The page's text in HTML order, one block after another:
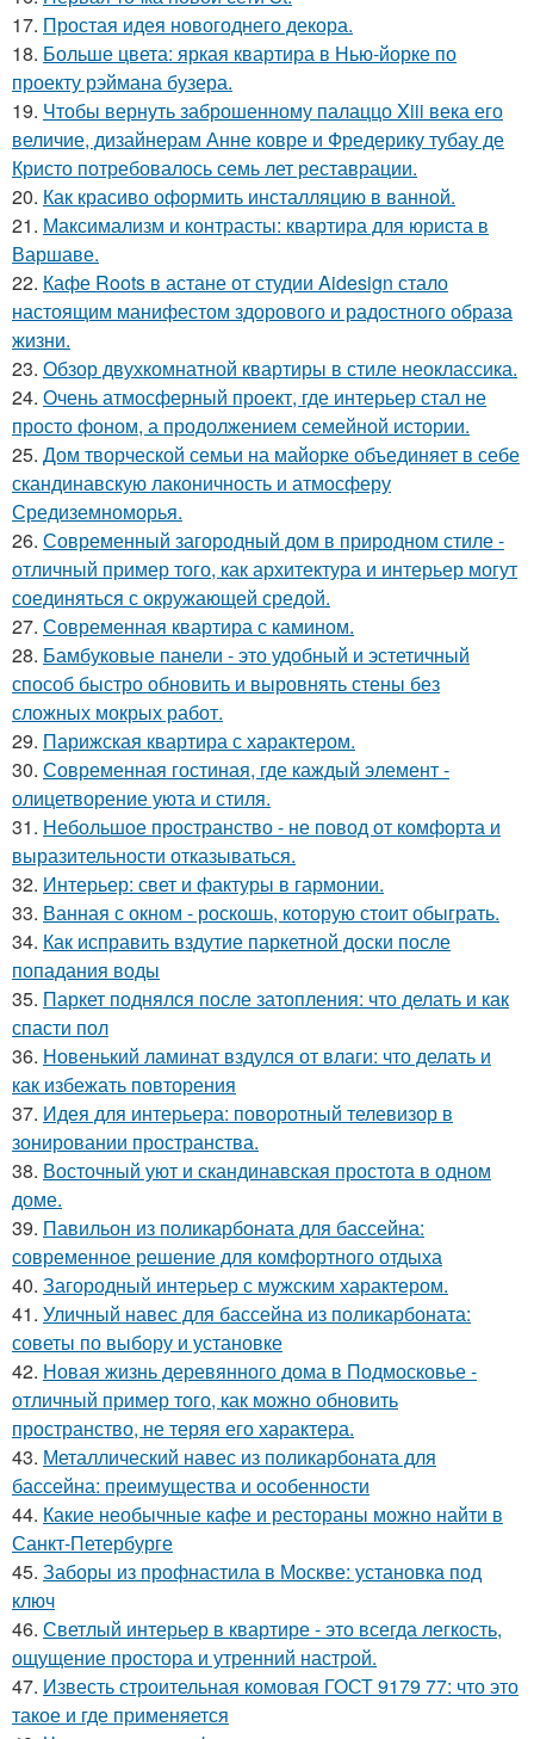
17. Простая идея новогоднего декора.
18. Больше цвета: яркая квартира в Нью-йорке по
проекту рэймана бузера.
19. Чтобы вернуть заброшенному палаццо Xiii века его
величие, дизайнерам Анне ковре и Фредерику тубау де
Кристо потребовалось семь лет реставрации.
20. Как красиво оформить инсталляцию в ванной.
21. Максимализм и контрасты: квартира для юриста в
Варшаве.
22. Кафе Roots в астане от студии Aidesign стало
настоящим манифестом здорового и радостного образа
жизни.
23. Обзор двухкомнатной квартиры в стиле неоклассика.
24. Очень атмосферный проект, где интерьер стал не
просто фоном, а продолжением семейной истории.
25. Дом творческой семьи на майорке объединяет в себе
скандинавскую лаконичность и атмосферу
Средиземноморья.
26. Современный загородный дом в природном стиле -
отличный пример того, как архитектура и интерьер могут
соединяться с окружающей средой.
27. Современная квартира с камином.
28. Бамбуковые панели - это удобный и эстетичный
способ быстро обновить и выровнять стены без
сложных мокрых работ.
29. Парижская квартира с характером.
30. Современная гостиная, где каждый элемент -
олицетворение уюта и стиля.
31. Небольшое пространство - не повод от комфорта и
выразительности отказываться.
32. Интерьер: свет и фактуры в гармонии.
33. Ванная с окном - роскошь, которую стоит обыграть.
34. Как исправить вздутие паркетной доски после
попадания воды
35. Паркет поднялся после затопления: что делать и как
спасти пол
36. Новенький ламинат вздулся от влаги: что делать и
как избежать повторения
37. Идея для интерьера: поворотный телевизор в
зонировании пространства.
38. Восточный уют и скандинавская простота в одном
доме.
39. Павильон из поликарбоната для бассейна:
современное решение для комфортного отдыха
40. Загородный интерьер с мужским характером.
41. Уличный навес для бассейна из поликарбоната:
советы по выбору и установке
42. Новая жизнь деревянного дома в Подмосковье -
отличный пример того, как можно обновить
пространство, не теряя его характера.
43. Металлический навес из поликарбоната для
бассейна: преимущества и особенности
44. Какие необычные кафе и рестораны можно найти в
Санкт-Петербурге
45. Заборы из профнастила в Москве: установка под
ключ
46. Светлый интерьер в квартире - это всегда легкость,
ощущение простора и утренний настрой.
47. Известь строительная комовая ГОСТ 9179 77: что это
такое и где применяется